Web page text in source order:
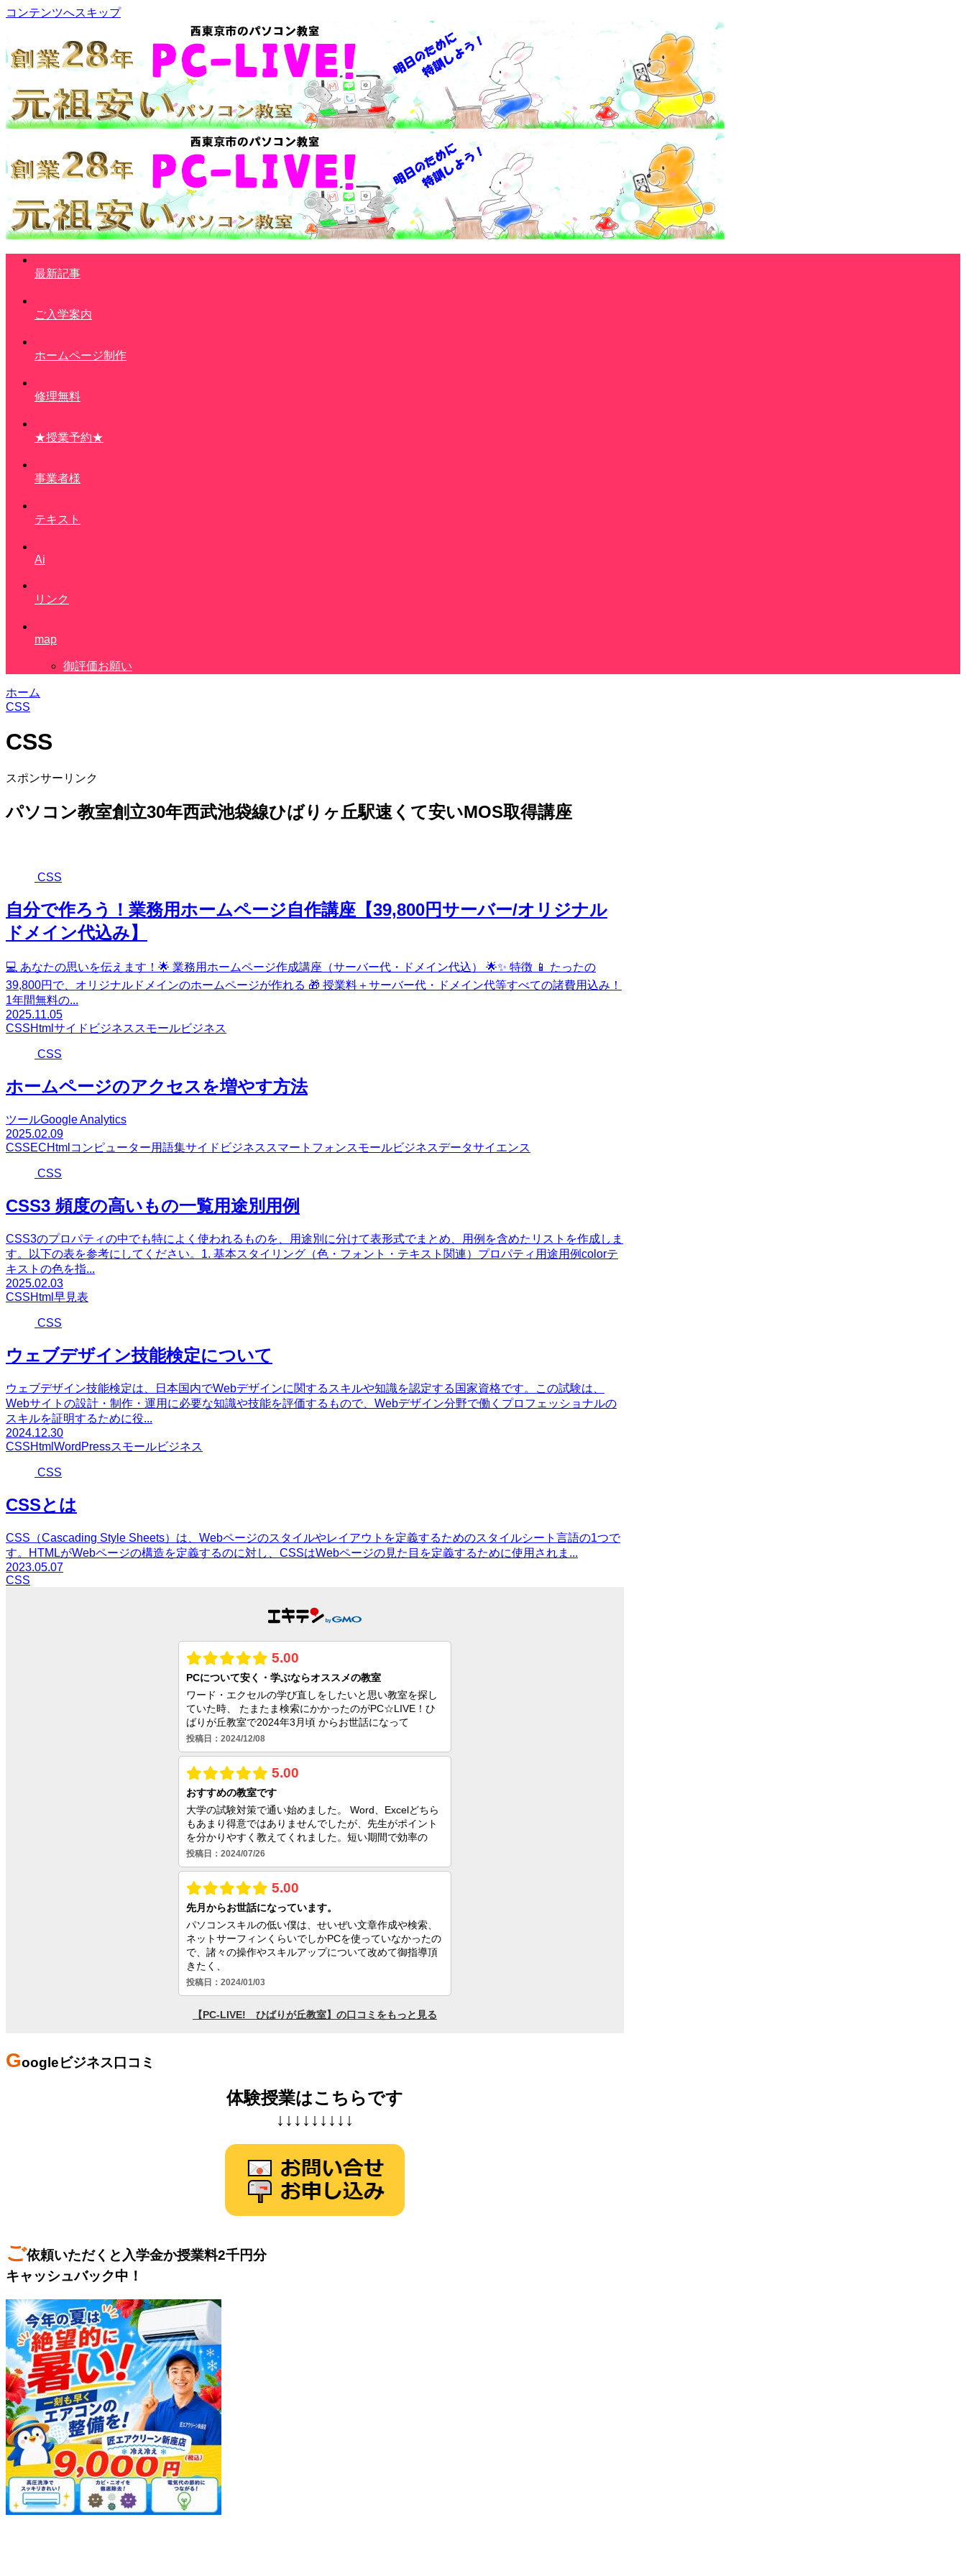
コンテンツへスキップ
最新記事
ご入学案内
ホームページ制作
修理無料
★授業予約★
事業者様
テキスト
Ai
リンク
map
御評価お願い
ホーム
CSS
CSS
スポンサーリンク
パソコン教室創立30年西武池袋線ひばりヶ丘駅速くて安いMOS取得講座
CSS
自分で作ろう！業務用ホームページ自作講座【39,800円サーバー/オリジナル
ドメイン代込み】
💻 あなたの思いを伝えます！🌟 業務用ホームページ作成講座（サーバー代・ドメイン代込） 🌟✨ 特徴 📱 たったの
39,800円で、オリジナルドメインのホームページが作れる 🎁 授業料＋サーバー代・ドメイン代等すべての諸費用込み！
1年間無料の...
2025.11.05
CSSHtml サイドビジネス スモールビジネス
CSS
ホームページのアクセスを増やす方法
ツールGoogle Analytics
2025.02.09
CSSECHtml コンピューター用語集サイドビジネス スマートフォンスモールビジネスデータサイエンス
CSS
CSS3 頻度の高いもの一覧用途別用例
CSS3のプロパティの中でも特によく使われるものを、用途別に分けて表形式でまとめ、用例を含めたリストを作成しま
す。以下の表を参考にしてください。1. 基本スタイリング（色・フォント・テキスト関連）プロパティ用途用例colorテ
キストの色を指...
2025.02.03
CSSHtml 早見表
CSS
ウェブデザイン技能検定について
ウェブデザイン技能検定は、日本国内でWebデザインに関するスキルや知識を認定する国家資格です。この試験は、
Webサイトの設計・制作・運用に必要な知識や技能を評価するもので、Webデザイン分野で働くプロフェッショナルの
スキルを証明するために役...
2024.12.30
CSSHtml WordPressスモールビジネス
CSS
CSSとは
CSS（Cascading Style Sheets）は、Webページのスタイルやレイアウトを定義するためのスタイルシート言語の1つで
す。HTMLがWebページの構造を定義するのに対し、CSSはWebページの見た目を定義するために使用されま...
2023.05.07
CSS
Googleビジネス口コミ
体験授業はこちらです
↓↓↓↓↓↓↓↓↓
ご依頼いただくと入学金か授業料2千円分
キャッシュバック中！